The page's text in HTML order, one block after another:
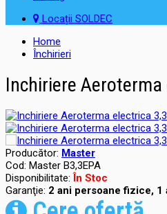
Locații SOLDEC
Home
Închirieri
Inchiriere
Producător: Master
Cod: Master B3,3EPA
Disponibilitate: În Stoc
Garanţie: 2 ani persoane fizice,